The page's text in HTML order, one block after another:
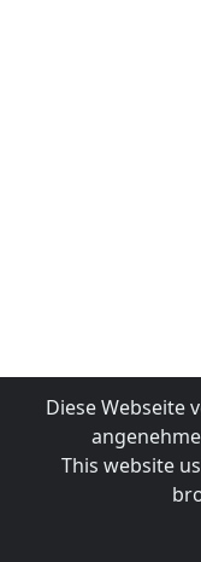
Diese Webseite
This website